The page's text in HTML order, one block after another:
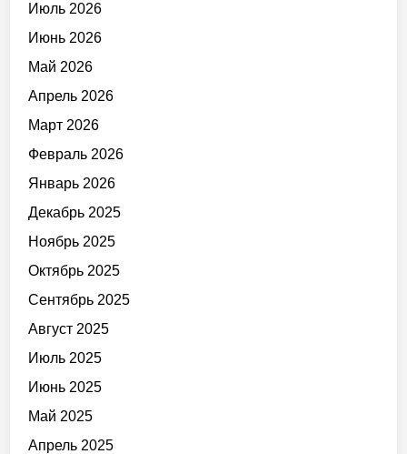
Июль 2026
Июнь 2026
Май 2026
Апрель 2026
Март 2026
Февраль 2026
Январь 2026
Декабрь 2025
Ноябрь 2025
Октябрь 2025
Сентябрь 2025
Август 2025
Июль 2025
Июнь 2025
Май 2025
Апрель 2025